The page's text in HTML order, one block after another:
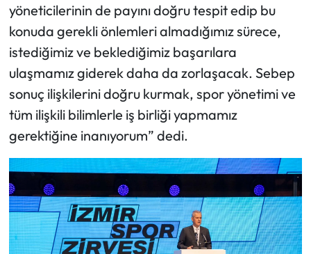
yöneticilerinin de payını doğru tespit edip bu
konuda gerekli önlemleri almadığımız sürece,
istediğimiz ve beklediğimiz başarılara
ulaşmamız giderek daha da zorlaşacak. Sebep
sonuç ilişkilerini doğru kurmak, spor yönetimi ve
tüm ilişkili bilimlerle iş birliği yapmamız
gerektiğine inanıyorum” dedi.